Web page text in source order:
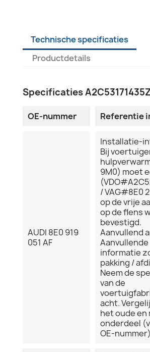
Technische specificaties
Productdetails
Specificaties
OE-nummer Referentie
AUDI 8E0 919
051 AF
Installatie-
Bij
9M0) moet
/ VAG#8E0
op de vrije
op de flens
bevestigd.
Aanvullend
Aanvullende
informatie
pakking /
Neem de
van de
acht.
het oude en
onderdeel
OE-nummer)